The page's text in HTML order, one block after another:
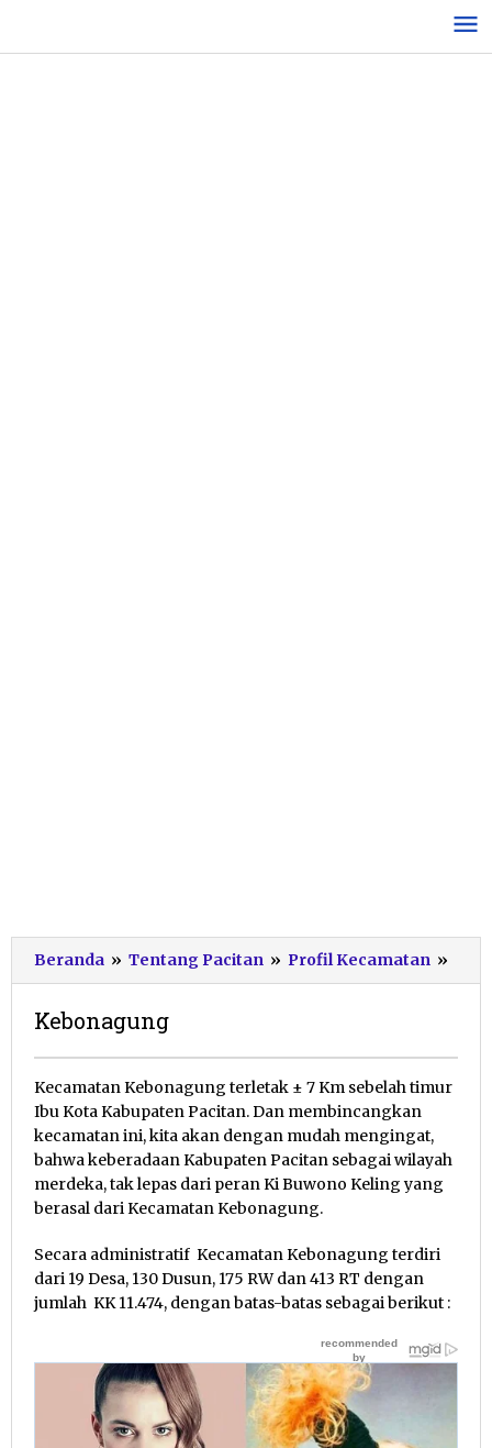
konten
Beranda » Tentang Pacitan » Profil Kecamatan »
Kebonagung
11
Desember
2012
oleh
Pacitanku
Kecamatan Kebonagung terletak ± 7 Km sebelah timur
Ibu Kota Kabupaten Pacitan. Dan membincangkan
kecamatan ini, kita akan dengan mudah mengingat,
bahwa keberadaan Kabupaten Pacitan sebagai wilayah
merdeka, tak lepas dari peran Ki Buwono Keling yang
berasal dari Kecamatan Kebonagung.
Secara administratif Kecamatan Kebonagung terdiri
dari 19 Desa, 130 Dusun, 175 RW dan 413 RT dengan
jumlah KK 11.474, dengan batas-batas sebagai berikut :